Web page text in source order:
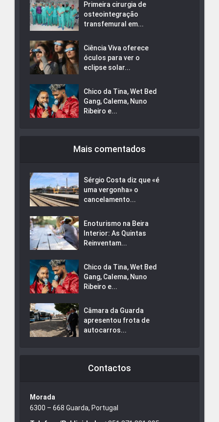
Primeira cirurgia de
osteointegração
transfemural em...
Ciência Viva oferece
óculos para ver o
eclipse solar...
Chico da Tina, Wet Bed
Gang, Calema, Nuno
Ribeiro e...
Mais comentados
Sérgio Costa diz que «é
uma vergonha» o
cancelamento...
Enoturismo na Beira
Interior: As Quintas
Reinventam...
Chico da Tina, Wet Bed
Gang, Calema, Nuno
Ribeiro e...
Câmara da Guarda
apresentou frota de
autocarros...
Contactos
Morada
6300 – 668 Guarda, Portugal